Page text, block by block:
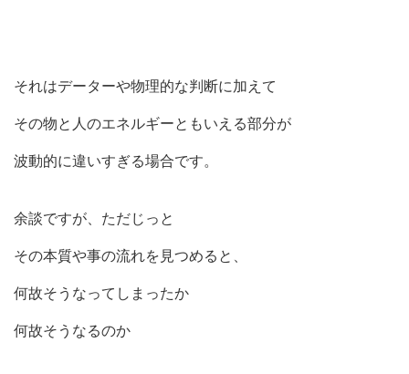
それはデーターや物理的な判断に加えて
その物と人のエネルギーともいえる部分が
波動的に違いすぎる場合です。
余談ですが、ただじっと
その本質や事の流れを見つめると、
何故そうなってしまったか
何故そうなるのか